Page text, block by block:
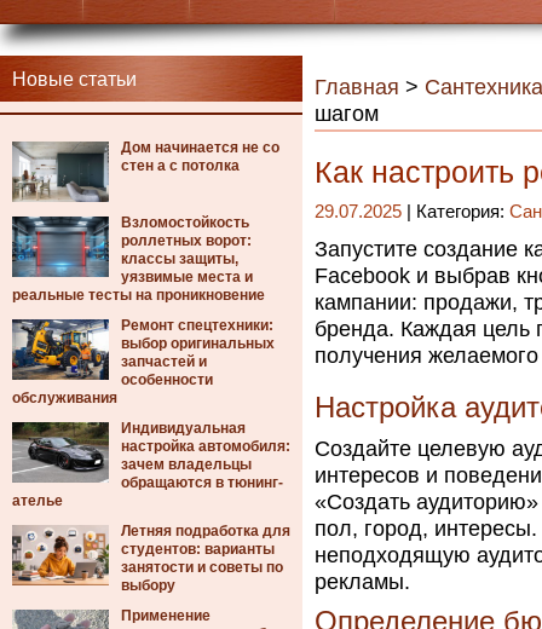
Новые статьи
Дом начинается не со
стен а с потолка
Взломостойкость
роллетных ворот:
классы защиты,
уязвимые места и
реальные тесты на проникновение
Ремонт спецтехники:
выбор оригинальных
запчастей и
особенности
обслуживания
Индивидуальная
настройка автомобиля:
зачем владельцы
обращаются в тюнинг-
ателье
Летняя подработка для
студентов: варианты
занятости и советы по
выбору
Применение
Главная > Сантехника
шагом
Как настроить
29.07.2025 | Категория:
Запустите создание
Facebook и выбрав
кампании: продажи,
бренда. Каждая цель
получения желаемого
Настройка
Создайте целевую
интересов и
«Создать
пол, город,
неподходящую
рекламы.
Определение